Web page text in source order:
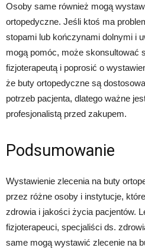
Osoby same również mogą
ortopedyczne. Jeśli ktoś ma
stopami lub kończynami dolnymi i
mogą pomóc, może skonsultować
fizjoterapeutą i poprosić o
że buty ortopedyczne są
potrzeb pacjenta, dlatego ważne
profesjonalistą przed zakupem.
Podsumowanie
Wystawienie zlecenia na buty
przez różne osoby i instytucje,
zdrowia i jakości życia pacjentów.
fizjoterapeuci, specjaliści ds.
same mogą wystawić zlecenie na